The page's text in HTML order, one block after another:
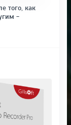
того, как
-